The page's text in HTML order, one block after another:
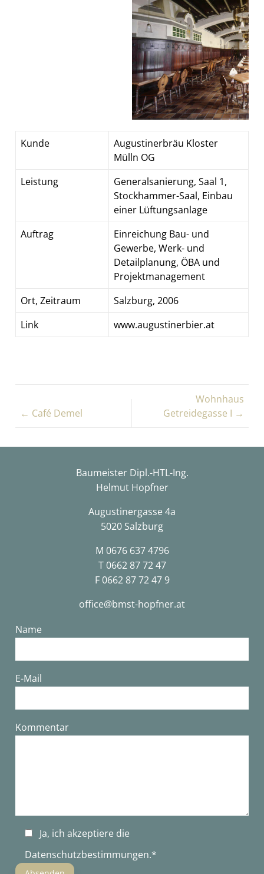
Kunde
Augustinerbräu Kloster
Mülln OG
Leistung
Generalsanierung, Saal 1,
Stockhammer-Saal, Einbau
einer Lüftungsanlage
Auftrag
Einreichung Bau- und
Gewerbe, Werk- und
Detailplanung, ÖBA und
Projektmanagement
Ort, Zeitraum
Salzburg, 2006
Link
www.augustinerbier.at
← Café Demel
Wohnhaus
Getreidegasse I →
Baumeister Dipl.-HTL-Ing.
Helmut Hopfner
Augustinergasse 4a
5020 Salzburg
M 0676 637 4796
T0662 87 72 47
F 0662 87 72 47 9
office@bmst-hopfner.at
Name
E-Mail
Bitte lasse dieses Feld leer.
Kommentar
Ja, ich akzeptiere die
Datenschutzbestimmungen.*